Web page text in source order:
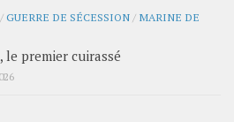
/GUERRE DE SÉCESSION / MARINE DE
le premier cuirassé